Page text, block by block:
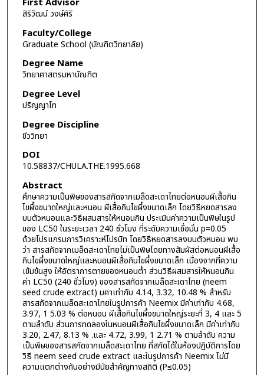
สิริวัฒน์ วงษ์ศิริ
Faculty/College
Graduate School (บัณฑิตวิทยาลัย)
Degree Name
วิทยาศาสตรมหาบัณฑิต
Degree Level
ปริญญาโท
Degree Discipline
ชีววิทยา
DOI
10.58837/CHULA.THE.1995.668
Abstract
ศึกษาความเป็นพิษของสารสกัดจากเมล็ดสะเดาไทยต่อหนอนผีเสื้อกิน
ไขผึ้งขนาดใหญ่และหนอน ผีเสื้อกินไขผึ้งขนาดเล็ก โดยวิธีหยดสารลง
บนตัวหนอนและวิธีผสมสารให้หนอนกิน ประเมินค่าความเป็นพิษในรูป
ของ LC50 ในระยะเวลา 240 ชั่วโมง ที่ระดับความเชื่อมั่น p=0.05
ด้วยโปรแกรมการวิเคราะห์โปรบิท โดยวิธีหยดสารลงบนตัวหนอน พบ
ว่า สารสกัดจากเมล็ดสะเดาไทยไม่เป็นพิษโดยทางสัมผัสต่อหนอนผีเสื้อ
กินไขผึ้งขนาดใหญ่และหนอนผีเสื้อกินไขผึ้งขนาดเล็ก เนื่องจากที่ความ
เข้มข้นสูง ให้อัตราการตายของหนอนต่ำ ส่วนวิธีผสมสารให้หนอนกิน
ค่า LC50 (240 ชั่วโมง) ของสารสกัดจากเมล็ดสะเดาไทย (neem
seed crude extract) มคาเท่ากับ 4.14, 3.32, 10.48 % สำหรับ
สารสกัดจากเมล็ดสะเดาไทยในรูปการค้า Neemix มีค่าเท่ากับ 4.68,
3.97, 1 5.03 % ต่อหนอน ผีเสื้อกินไขผึ้งขนาดใหญ่ระยะที่ 3, 4 และ 5
ตามลำดับ ส่วนการทดลองในหนอนผีเสื้อกินไขผึ้งขนาดเล็ก มีค่าเท่ากับ
3.20, 2.47, 8.13 % .และ 4.72, 3.99, 1 2.71 % ตามลำดับ ความ
เป็นพิษของสารสกัดจากเมล็ดสะเดาไทย ที่สกัดได้ในห้องปฏิบัติการโดย
วิธี neem seed crude extract และในรูปการค้า Neemix ไม่มี
ความแตกต่างกันอย่างมีนัยสำคัญทางสถิติ (P≤0.05)